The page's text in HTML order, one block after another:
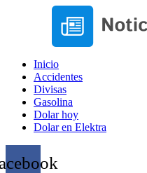
Inicio
Accidentes
Divisas
Gasolina
Dolar hoy
Dolar en Elektra